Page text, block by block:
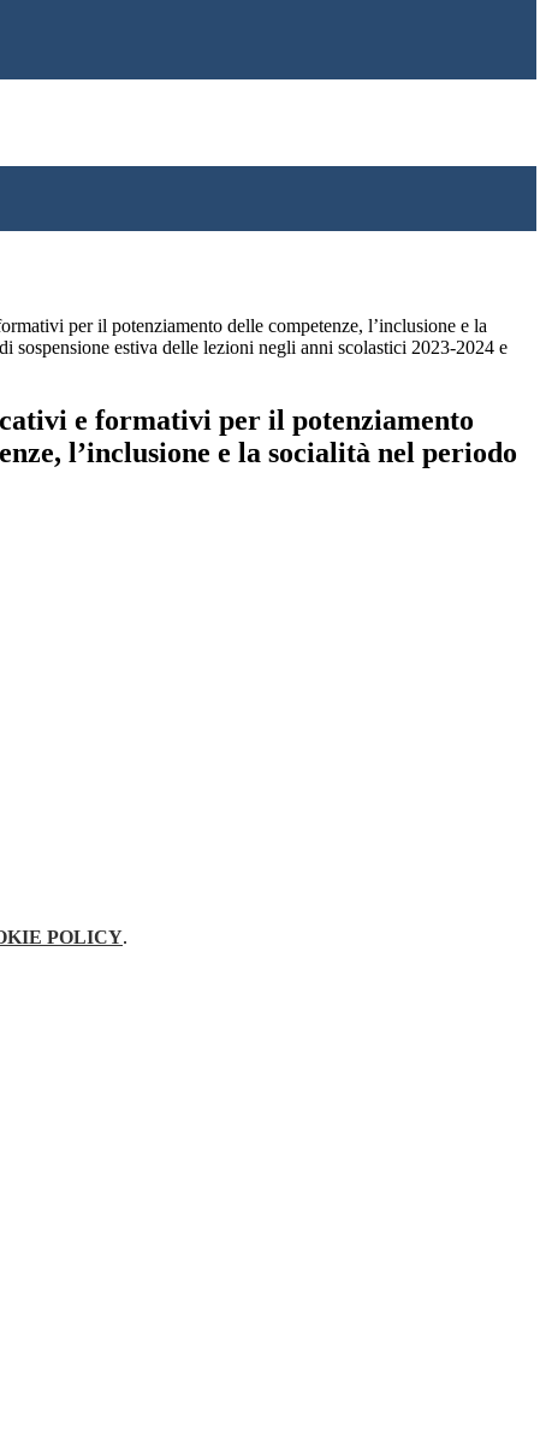
per il potenziamento delle competenze, l’inclusione e la
sospensione estiva delle lezioni negli anni scolastici 2023-2024 e
e formativi per il potenziamento
l’inclusione e la socialità nel periodo
POLICY.